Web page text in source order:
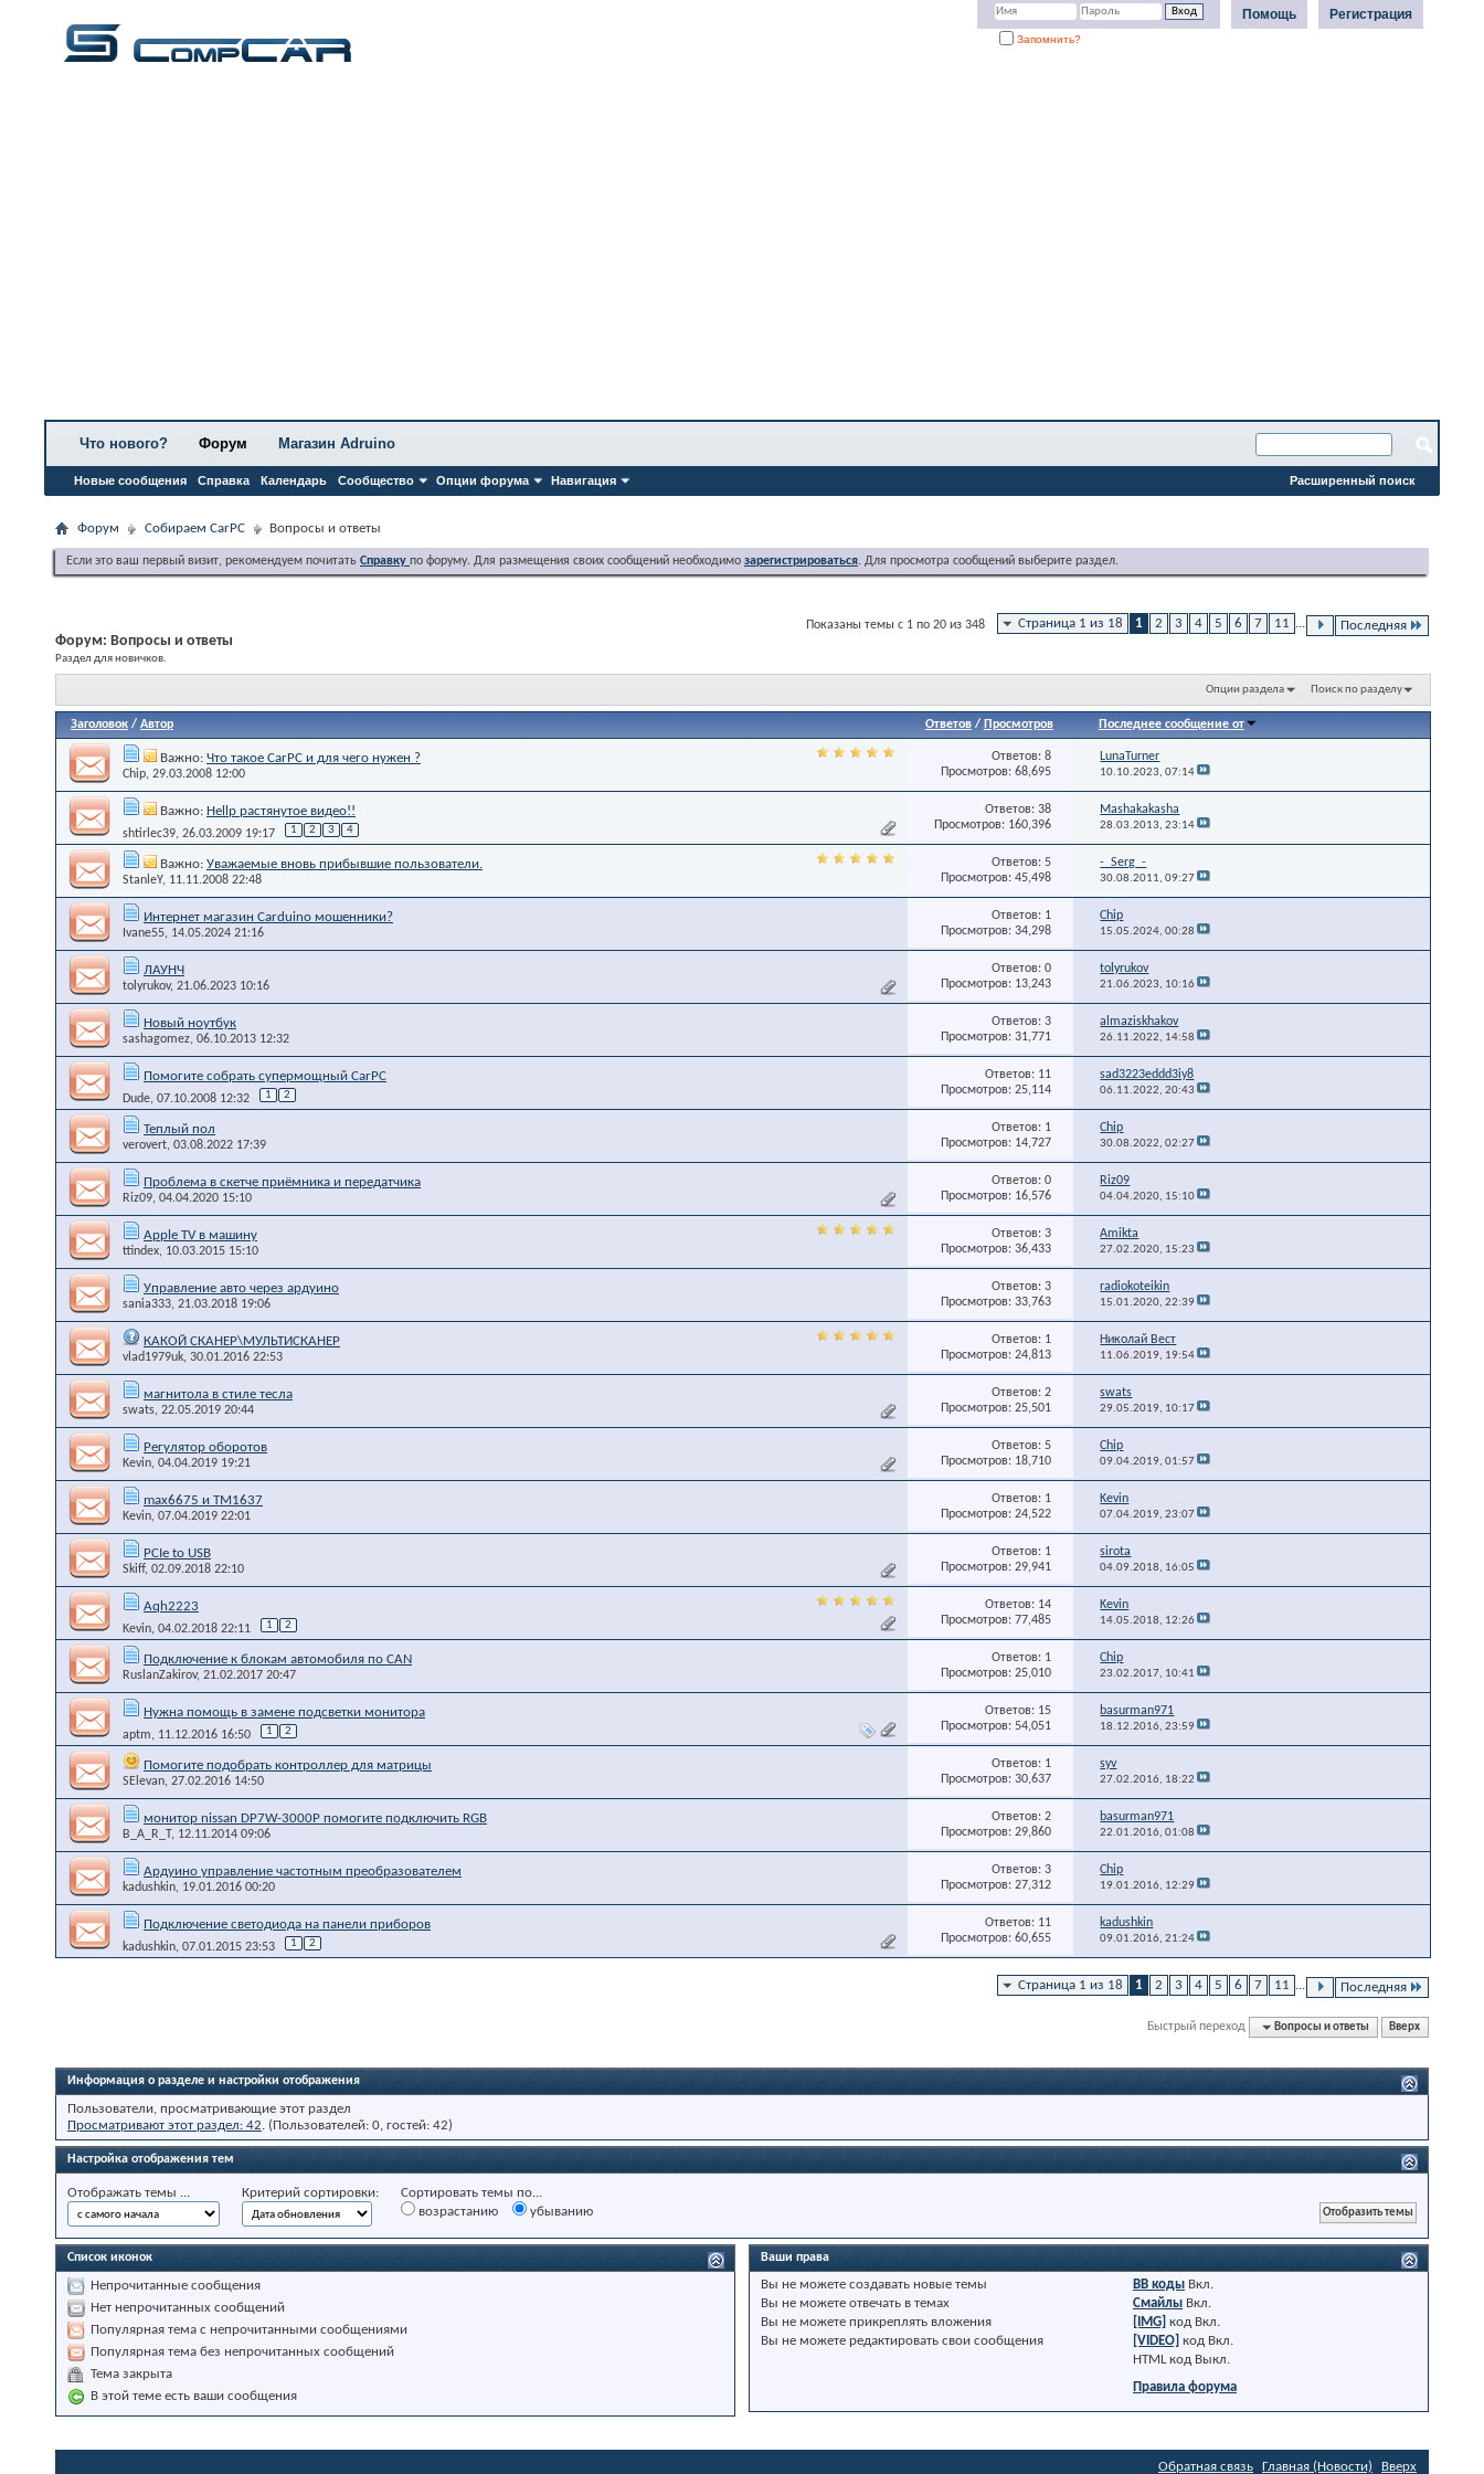
Регистрация
Помощь
Запомнить?
Что нового? Форум
Новые сообщения Справка Календарь Сообщество Опции форума Навигация
Магазин Adruino
Расширенный поиск
Форум Собираем CarPC Вопросы и ответы
Если это ваш первый визит, рекомендуем почитать Справку по форуму. Для размещения своих сообщений необходимо зарегистрироваться. Для просмотра сообщений выберите раздел.
Страница 1 из 18 1 2 3 4 5 6 7 11 ... Последняя
Показаны темы с 1 по 20 из 348
Форум: Вопросы и ответы
Раздел для новичков.
Опции раздела Поиск по разделу
Заголовок / Автор Ответов/ Просмотров Последнее сообщение от
Важно: Что такое CarPC и для чего нужен ?
Chip, 29.03.2008 12:00
Ответов: 8
Просмотров: 68,695
LunaTurner
10.10.2023,07:14
Важно: Hellp растянутое видео!!
shtirlec39, 26.03.2009 19:17 1 2 3 4
Ответов: 38
Просмотров: 160,396
Mashakakasha
28.03.2013,23:14
Важно: Уважаемые вновь прибывшие пользователи.
StanleY, 11.11.2008 22:48
Ответов: 5
Просмотров: 45,498
-_Serg_-
30.08.2011,09:27
Интернет магазин Carduino мошенники?
Ivane55, 14.05.2024 21:16
Ответов: 1
Просмотров: 34,298
Chip
15.05.2024,00:28
ЛАУНЧ
tolyrukov, 21.06.2023 10:16
Ответов: 0
Просмотров: 13,243
tolyrukov
21.06.2023, 10:16
Новый ноутбук
sashagomez, 06.10.2013 12:32
Ответов: 3
Просмотров: 31,771
almaziskhakov
26.11.2022, 14:58
Помогите собрать супермощный CarPC
Dude, 07.10.2008 12:32 1 2
Ответов: 11
Просмотров: 25,114
sad3223eddd3iy8
06.11.2022,20:43
Теплый пол
verovert, 03.08.2022 17:39
Ответов: 1
Просмотров: 14,727
Chip
30.08.2022,02:27
Проблема в скетче приёмника и передатчика
Riz09, 04.04.2020 15:10
Ответов: 0
Просмотров: 16,576
Riz09
04.04.2020, 15:10
Apple TV в машину
ttindex, 10.03.2015 15:10
Ответов: 3
Просмотров: 36,433
Amikta
27.02.2020, 15:23
Управление авто через ардуино
sania333, 21.03.2018 19:06
Ответов: 3
Просмотров: 33,763
radiokoteikin
15.01.2020,22:39
КАКОЙ СКАНЕР\МУЛЬТИСКАНЕР
vlad1979uk, 30.01.2016 22:53
Ответов: 1
Просмотров: 24,813
Николай Вест
11.06.2019, 19:54
магнитола в стиле тесла
swats, 22.05.2019 20:44
Ответов: 2
Просмотров: 25,501
swats
29.05.2019, 10:17
Регулятор оборотов
Kevin, 04.04.2019 19:21
Ответов: 5
Просмотров: 18,710
Chip
09.04.2019,01:57
max6675 и TM1637
Kevin, 07.04.2019 22:01
Ответов: 1
Просмотров: 24,522
Kevin
07.04.2019,23:07
PCIe to USB
Skiff, 02.09.2018 22:10
Ответов: 1
Просмотров: 29,941
sirota
04.09.2018, 16:05
Aqh2223
Kevin, 04.02.2018 22:11 1 2
Ответов: 14
Просмотров: 77,485
Kevin
14.05.2018, 12:26
Подключение к блокам автомобиля по CAN
RuslanZakirov, 21.02.2017 20:47
Ответов: 1
Просмотров: 25,010
Chip
23.02.2017, 10:41
Нужна помощь в замене подсветки монитора
aptm, 11.12.2016 16:50 1 2
Ответов: 15
Просмотров: 54,051
basurman971
18.12.2016,23:59
Помогите подобрать контроллер для матрицы
SElevan, 27.02.2016 14:50
Ответов: 1
Просмотров: 30,637
syv
27.02.2016, 18:22
монитор nissan DP7W-3000P помогите подключить RGB
B_A_R_T, 12.11.2014 09:06
Ответов: 2
Просмотров: 29,860
basurman971
22.01.2016,01:08
Ардуино управление частотным преобразователем
kadushkin, 19.01.2016 00:20
Ответов: 3
Просмотров: 27,312
Chip
19.01.2016, 12:29
Подключение светодиода на панели приборов
kadushkin, 07.01.2015 23:53 1 2
Ответов: 11
Просмотров: 60,655
kadushkin
09.01.2016,21:24
Страница 1 из 18 1 2 3 4 5 6 7 11 ... Последняя
Быстрый переход Вопросы и ответы Вверх
Информация о разделе и настройки отображения
Пользователи, просматривающие этот раздел
Просматривают этот раздел: 42. (Пользователей: 0, гостей: 42)
Настройка отображения тем
Отображать темы ... Критерий сортировки:
Сортировать темы по...
возрастанию
убыванию
Список иконок
Непрочитанные сообщения
Нет непрочитанных сообщений
Популярная тема с непрочитанными сообщениями
Популярная тема без непрочитанных сообщений
Тема закрыта
В этой теме есть ваши сообщения
Ваши права
Вы не можете создавать новые темы
Вы не можете отвечать в темах
Вы не можете прикреплять вложения
Вы не можете редактировать свои сообщения
BB коды Вкл.
Смайлы Вкл.
[IMG] код Вкл.
[VIDEO] код Вкл.
HTML код Выкл.
Правила форума
Обратная связь Главная (Новости) Вверх